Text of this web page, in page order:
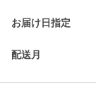
お届け日指定
配送月